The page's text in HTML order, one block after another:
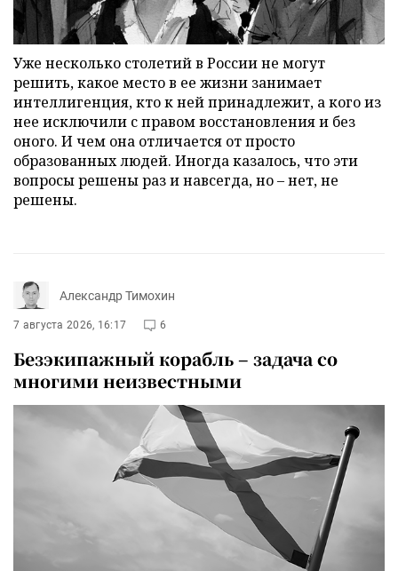
Уже несколько столетий в России не могут
решить, какое место в ее жизни занимает
интеллигенция, кто к ней принадлежит, а кого из
нее исключили с правом восстановления и без
оного. И чем она отличается от просто
образованных людей. Иногда казалось, что эти
вопросы решены раз и навсегда, но – нет, не
решены.
Александр Тимохин
7 августа 2026, 16:17 6
Безэкипажный корабль – задача со
многими неизвестными